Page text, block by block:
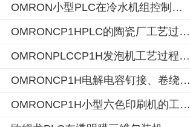
OMRON小型PLC在冷水机组控制…
OMRONCP1HPLC的陶瓷厂工艺过…
OMRONPLCCP1H发泡机工艺过程…
OMRONCP1H电解电容钉接、卷绕…
OMRONCP1H小型六色印刷机的工…